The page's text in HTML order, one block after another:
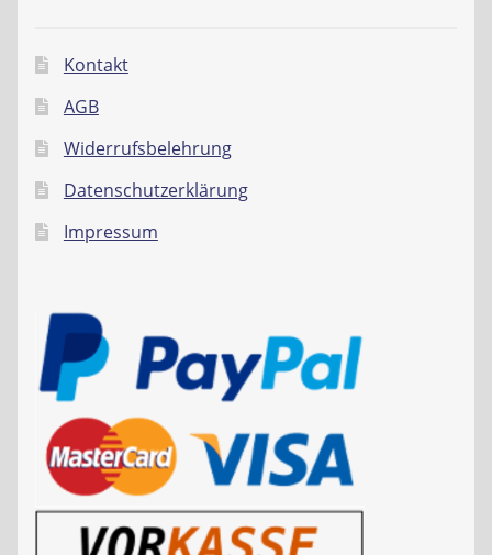
Kontakt
AGB
Widerrufsbelehrung
Datenschutzerklärung
Impressum